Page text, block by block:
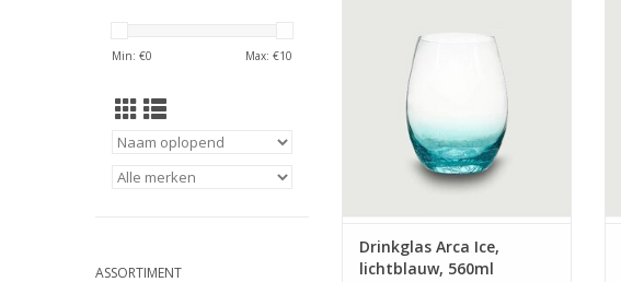
Min: €0 Max: €10
ASSORTIMENT
kleurverloop met een
gecraqueleerde look onderaan.
Kan ook als c/mocktail glas
De ICE collectie bestaat uit
waterglazen, wijnglazen en
champagne fluitjes.
Vaatwasmachinebestendig
Drinkglas Arca Ice,
lichtblauw, 560ml